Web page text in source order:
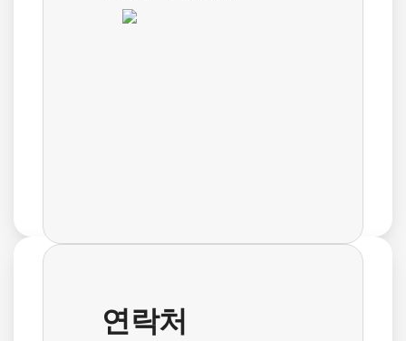
연락처
메일을 포함해 다양한 기능이
메일과 일정, 게시판, 연락처로 구성되어